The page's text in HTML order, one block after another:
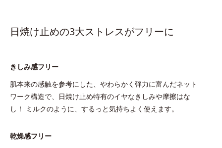
日焼け止めの3大ストレスがフリーに
きしみ感フリー
肌本来の感触を参考にした、やわらかく弾力に富んだネット
ワーク構造で、日焼け止め特有のイヤなきしみや摩擦はな
し！ ミルクのように、するっと気持ちよく使えます。
乾燥感フリー